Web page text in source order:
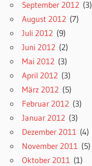
September 2012 (3)
August 2012 (7)
Juli 2012 (9)
Juni 2012 (2)
Mai 2012 (3)
April 2012 (3)
März 2012 (5)
Februar 2012 (3)
Januar 2012 (3)
Dezember 2011 (4)
November 2011 (5)
Oktober 2011 (1)